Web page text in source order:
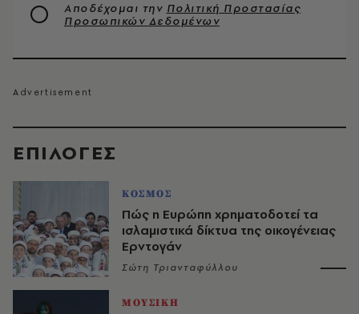
EΠΙΛΟΓΈΣ
ΚΟΣΜΟΣ
Πώς η Ευρώπη χρηματοδοτεί τα
ισλαμιστικά δίκτυα της οικογένειας
Ερντογάν
Σώτη Τριανταφύλλου
ΜΟΥΣΙΚΗ
Αποδέχομαι την Πολιτική Προστασίας
Προσωπικών Δεδομένων